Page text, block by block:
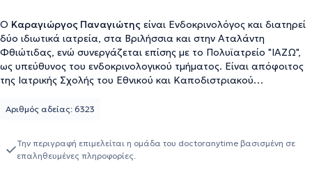
Ο Καραγιώργος Παναγιώτης είναι Ενδοκρινολόγος και διατηρεί
δύο ιδιωτικά ιατρεία, στα Βριλήσσια και στην Αταλάντη
Φθιώτιδας, ενώ συνεργάζεται επίσης με το Πολυϊατρείο "ΙΑΖΩ",
ως υπεύθυνος του ενδοκρινολογικού τμήματος. Είναι απόφοιτος
της Ιατρικής Σχολής του Εθνικού και Καποδιστριακού
και Διαβητολογία στην Ενδοκρινολογική Κλινική - Διαβητολογικό
είναι κάτοχος διπλώματος στην Ομοιοπαθητική από το
"Ιπποκράτειο Κέντρο Κλασσικής Ομοιοπαθητικής", την Βρετανική
Αριθμός αδείας: 6323
Την περιγραφή επιμελείται η ομάδα του doctoranytime βασισμένη σε
επαληθευμένες πληροφορίες.